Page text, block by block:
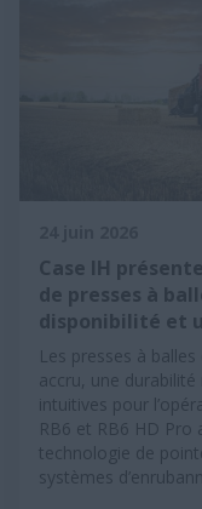
Case IH
de presses à
disponibilité et
Les presses à
accru, une
intuitives pour
RB6 et RB6 HD
technologie de
systèmes